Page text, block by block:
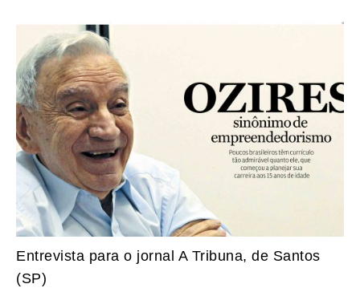
Entrevista para o jornal A Tribuna, de Santos
(SP)